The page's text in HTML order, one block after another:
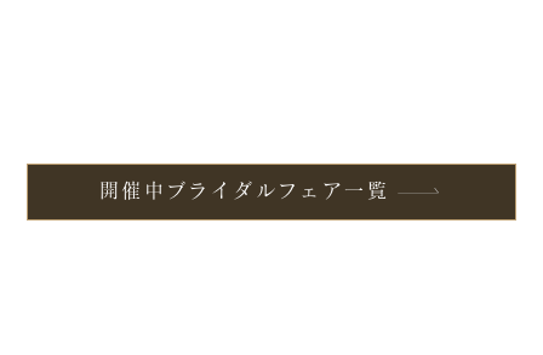
開催中ブライダルフェア一覧